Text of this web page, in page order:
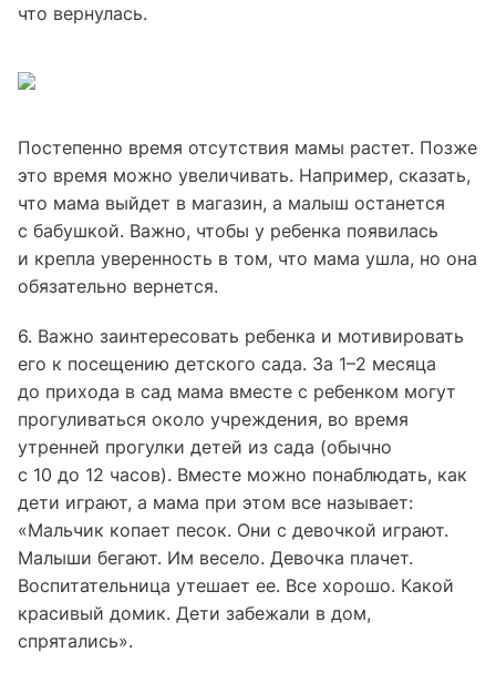
что вернулась.
Постепенно время отсутствия мамы растет. Позже
это время можно увеличивать. Например, сказать,
что мама выйдет в магазин, а малыш останется
с бабушкой. Важно, чтобы у ребенка появилась
и крепла уверенность в том, что мама ушла, но она
обязательно вернется.
6. Важно заинтересовать ребенка и мотивировать
его к посещению детского сада. За 1–2 месяца
до прихода в сад мама вместе с ребенком могут
прогуливаться около учреждения, во время
утренней прогулки детей из сада (обычно
с 10 до 12 часов). Вместе можно понаблюдать, как
дети играют, а мама при этом все называет:
«Мальчик копает песок. Они с девочкой играют.
Малыши бегают. Им весело. Девочка плачет.
Воспитательница утешает ее. Все хорошо. Какой
красивый домик. Дети забежали в дом,
спрятались».